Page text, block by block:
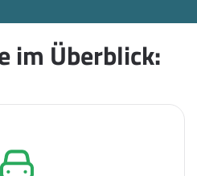
im Überblick: